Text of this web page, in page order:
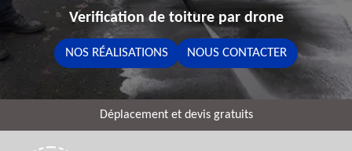
Verification de toiture par drone
NOS RÉALISATIONS NOUS CONTACTER
Déplacement et devis gratuits